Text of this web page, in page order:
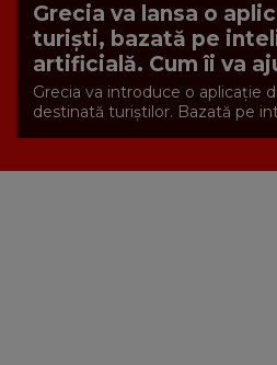
Grecia va lansa o
turiști, bazată pe
artificială. Cum îi va
Grecia va introduce o aplicație
destinată turiștilor. Bazată pe